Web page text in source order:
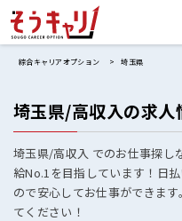
綜合キャリアオプション 埼玉県
埼玉県/高収入の求人
埼玉県/高収入 でのお仕事探し
給No.1を目指しています！日
ので安心してお仕事ができま
てください！